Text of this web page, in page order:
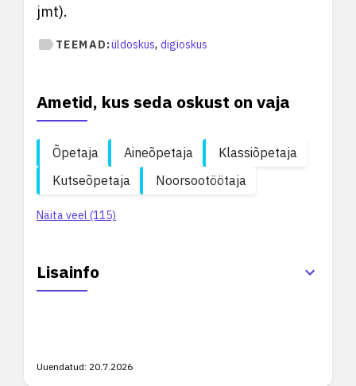
jmt).
TEEMAD:üldoskus, digioskus
Ametid, kus seda oskust on vaja
Õpetaja Aineõpetaja
Klassiõpetaja
Kutseõpetaja
Noorsootöötaja
Näita veel (115)
Lisainfo
Uuendatud: 20.7.2026